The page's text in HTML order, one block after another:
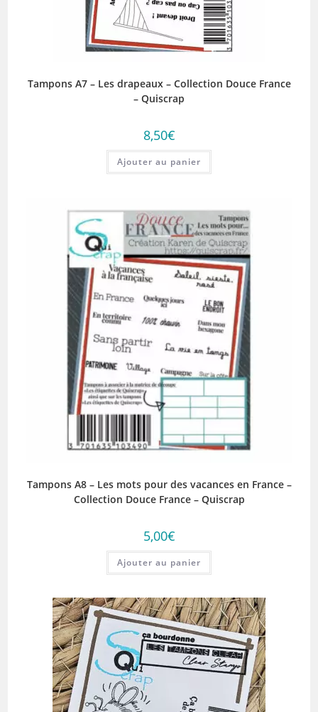
Tampons A7 – Les drapeaux – Collection Douce France
– Quiscrap
8,50€
Ajouter au panier
Tampons A8 – Les mots pour des vacances en France –
Collection Douce France – Quiscrap
5,00€
Ajouter au panier